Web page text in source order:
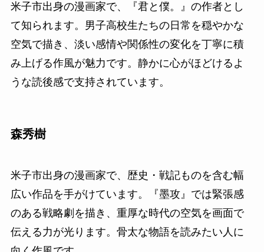
米子市出身の漫画家で、『君と僕。』の作者とし
て知られます。男子高校生たちの日常を穏やかな
空気で描き、淡い感情や関係性の変化を丁寧に積
み上げる作風が魅力です。静かに心がほどけるよ
うな読後感で支持されています。
森秀樹
米子市出身の漫画家で、歴史・戦記ものを含む幅
広い作品を手がけています。『墨攻』では緊張感
のある戦略劇を描き、重厚な時代の空気を画面で
伝える力が光ります。骨太な物語を読みたい人に